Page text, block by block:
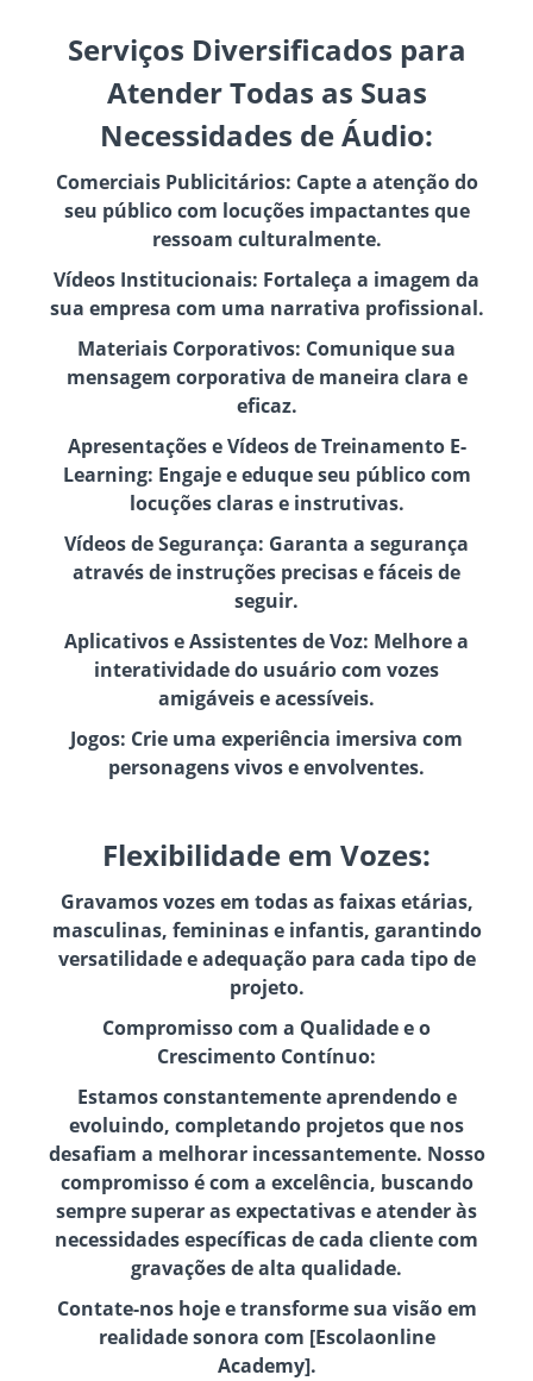
Serviços Diversificados para
Atender Todas as Suas
Necessidades de Áudio:
Comerciais Publicitários: Capte a atenção do
seu público com locuções impactantes que
ressoam culturalmente.
Vídeos Institucionais: Fortaleça a imagem da
sua empresa com uma narrativa profissional.
Materiais Corporativos: Comunique sua
mensagem corporativa de maneira clara e
eficaz.
Apresentações e Vídeos de Treinamento E-
Learning: Engaje e eduque seu público com
locuções claras e instrutivas.
Vídeos de Segurança: Garanta a segurança
através de instruções precisas e fáceis de
seguir.
Aplicativos e Assistentes de Voz: Melhore a
interatividade do usuário com vozes
amigáveis e acessíveis.
Jogos: Crie uma experiência imersiva com
personagens vivos e envolventes.
Flexibilidade em Vozes:
Gravamos vozes em todas as faixas etárias,
masculinas, femininas e infantis, garantindo
versatilidade e adequação para cada tipo de
projeto.
Compromisso com a Qualidade e o
Crescimento Contínuo:
Estamos constantemente aprendendo e
evoluindo, completando projetos que nos
desafiam a melhorar incessantemente. Nosso
compromisso é com a excelência, buscando
sempre superar as expectativas e atender às
necessidades específicas de cada cliente com
gravações de alta qualidade.
Contate-nos hoje e transforme sua visão em
realidade sonora com [Escolaonline
Academy].